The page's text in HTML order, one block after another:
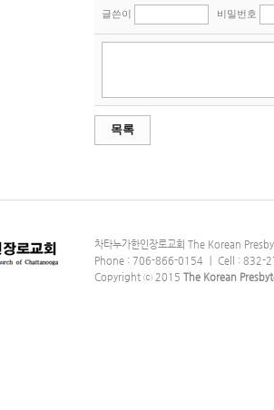
글쓴이 비밀번호
목록
차타누가한인장로교회 The Korean
Phone : 706-866-0154 ｜ Cell : 832-
Copyright ⓒ 2015 The Korean